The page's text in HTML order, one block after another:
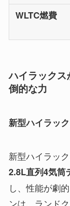
WLTC燃費
ハイラック
倒的な力
新型ハイラッ
新型ハイラッ
2.8L直列4気筒
し、性能が劇
ンは、ランド